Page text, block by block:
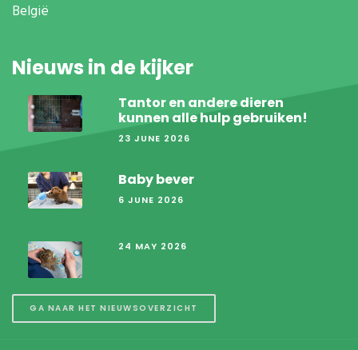
België
Nieuws in de kijker
Tantor en andere dieren
kunnen alle hulp gebruiken!
23 JUNE 2026
Baby bever
6 JUNE 2026
24 MAY 2026
GA NAAR HET NIEUWSOVERZICHT